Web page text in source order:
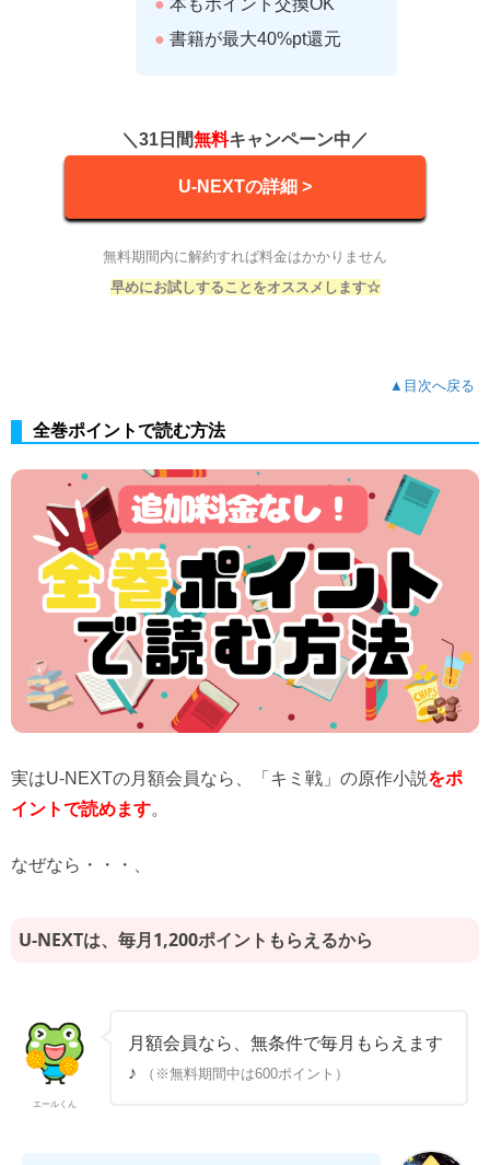
● 書籍が最大40%pt還元
＼31日間無料キャンペーン中／
U-NEXTの詳細 >
無料期間内に解約すれば料金はかかりません
早めにお試しすることをオススメします☆
▲目次へ戻る
全巻ポイントで読む方法
実はU-NEXTの月額会員なら、「キミ戦」の原作小説をポ
イントで読めます。
なぜなら・・・、
U-NEXTは、毎月1,200ポイントもらえるから
エールくん
月額会員なら、無条件で毎月もらえます
♪
（※無料期間中は600ポイント）